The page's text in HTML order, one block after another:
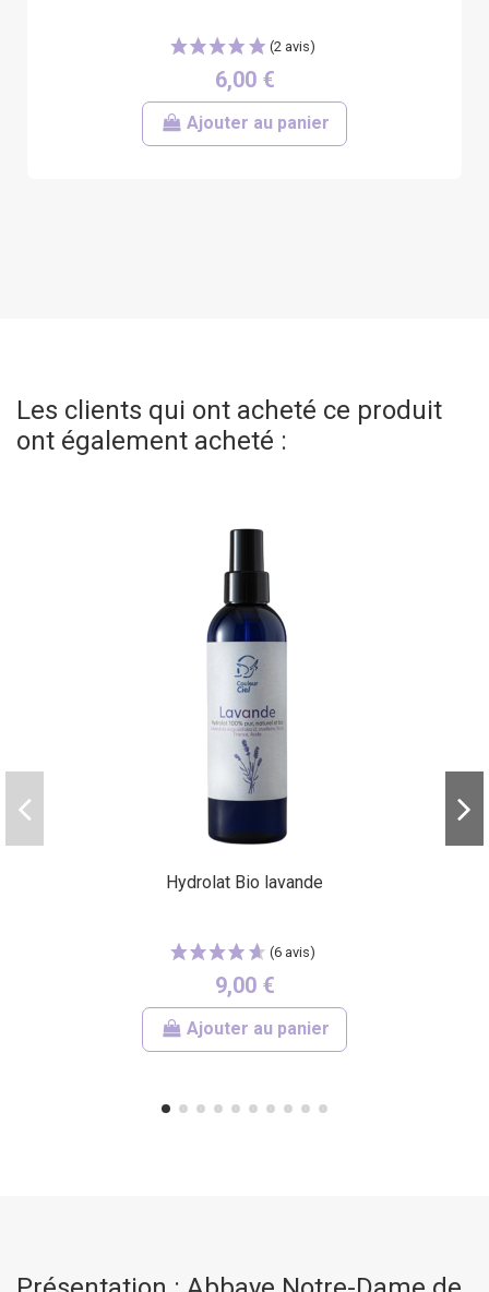
6,00 €
Ajouter au panier
Les clients qui ont acheté ce produit
ont également acheté :
Hydrolat Bio lavande
9,00 €
Ajouter au panier